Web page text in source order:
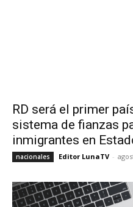
RD será el primer
sistema de fianzas
inmigrantes en
nacionales Editor LunaTV -